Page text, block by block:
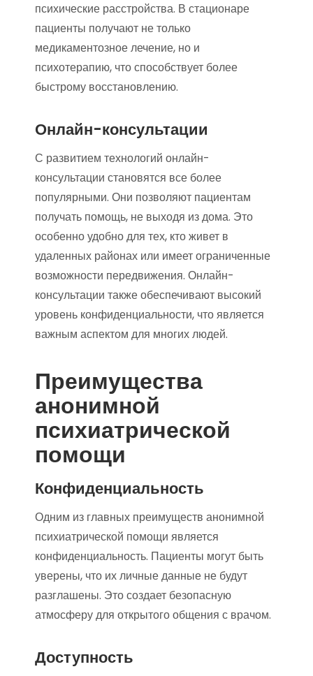
психические расстройства. В стационаре
пациенты получают не только
медикаментозное лечение, но и
психотерапию, что способствует более
быстрому восстановлению.
Онлайн-консультации
С развитием технологий онлайн-
консультации становятся все более
популярными. Они позволяют пациентам
получать помощь, не выходя из дома. Это
особенно удобно для тех, кто живет в
удаленных районах или имеет ограниченные
возможности передвижения. Онлайн-
консультации также обеспечивают высокий
уровень конфиденциальности, что является
важным аспектом для многих людей.
Преимущества
анонимной
психиатрической
помощи
Конфиденциальность
Одним из главных преимуществ анонимной
психиатрической помощи является
конфиденциальность. Пациенты могут быть
уверены, что их личные данные не будут
разглашены. Это создает безопасную
атмосферу для открытого общения с врачом.
Доступность